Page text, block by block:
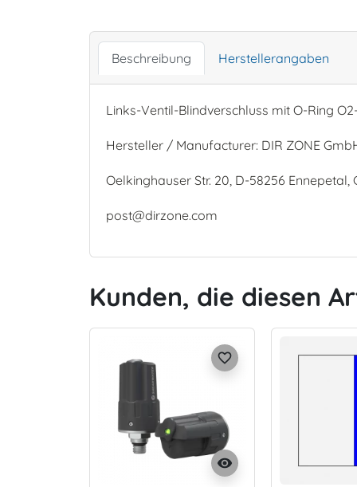
Beschreibung Herstellerangaben
Links-Ventil-Blindverschluss mit O-Ring
Hersteller / Manufacturer: DIR ZONE
Oelkinghauser Str. 20, D-58256 Ennepetal,
post@dirzone.com
Kunden, die diesen
visibility
favorite_border